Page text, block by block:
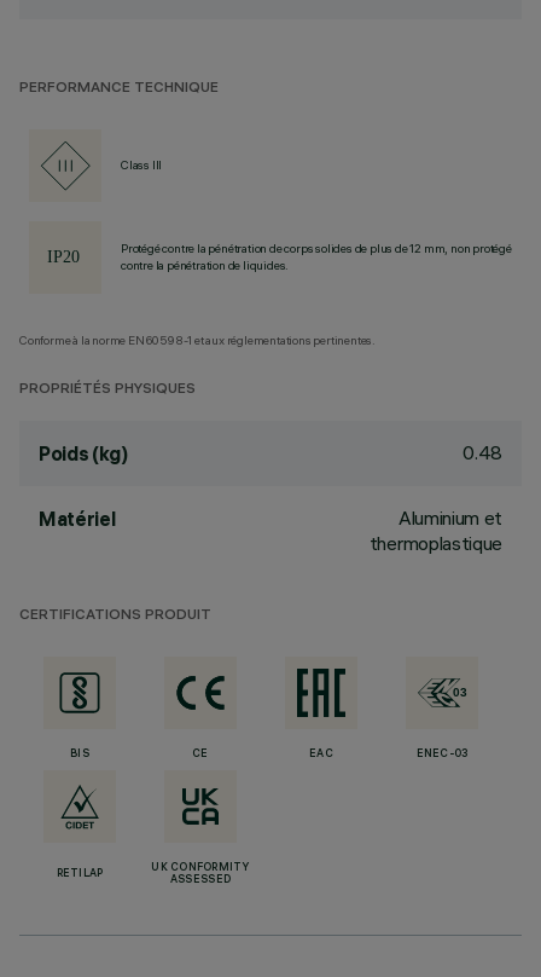
PERFORMANCE TECHNIQUE
Class III
Protégé contre la pénétration de corps solides de plus de 12 mm, non protégé
contre la pénétration de liquides.
Conforme à la norme EN60598-1 et aux réglementations pertinentes.
PROPRIÉTÉS PHYSIQUES
Poids (kg) 0.48
Matériel
Aluminium et
thermoplastique
CERTIFICATIONS PRODUIT
BIS CE EAC ENEC-03
RETILAP
UK CONFORMITY
ASSESSED